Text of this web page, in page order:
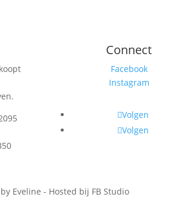
Connect
Facebook
Instagram
Volgen
Volgen
Eveline - Hosted bij FB Studio